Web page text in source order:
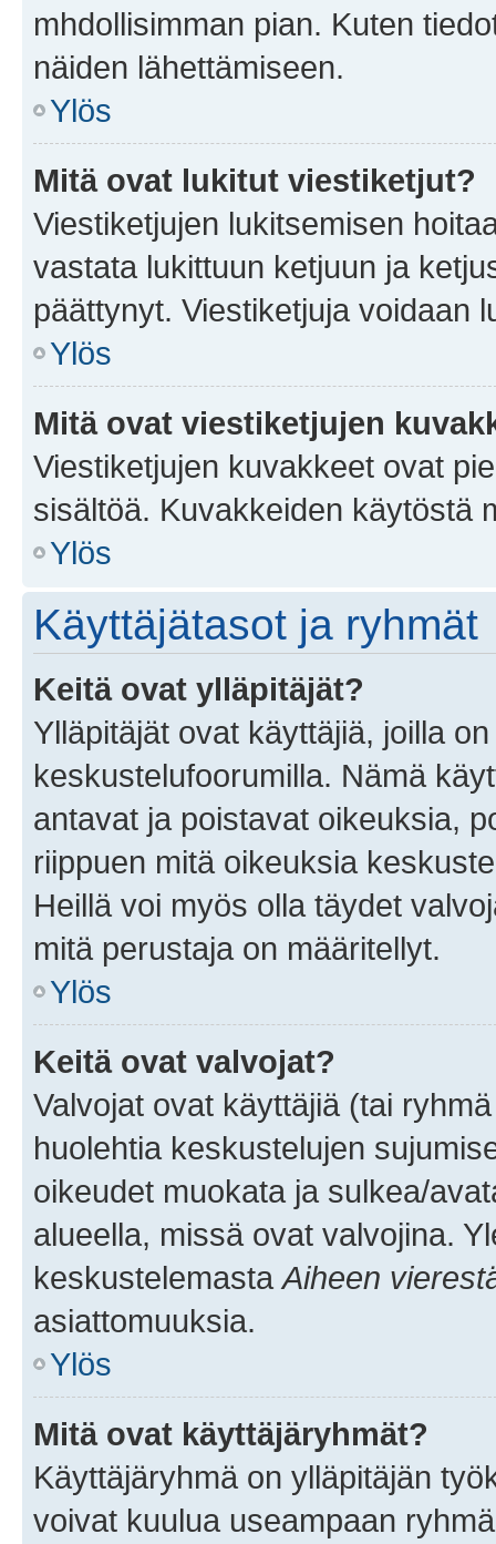
mhdollisimman pian. Kuten
näiden lähettämiseen.
Ylös
Mitä ovat lukitut viestiketjut?
Viestiketjujen lukitsemisen
vastata lukittuun ketjuun ja
päättynyt. Viestiketjuja voidaan
Ylös
Mitä ovat viestiketjujen
Viestiketjujen kuvakkeet ovat
sisältöä. Kuvakkeiden käytöstä
Ylös
Käyttäjätasot ja ryhmät
Keitä ovat ylläpitäjät?
Ylläpitäjät ovat käyttäjiä, joilla
keskustelufoorumilla. Nämä
antavat ja poistavat oikeuksia,
riippuen mitä oikeuksia
Heillä voi myös olla täydet
mitä perustaja on määritellyt.
Ylös
Keitä ovat valvojat?
Valvojat ovat käyttäjiä (tai
huolehtia keskustelujen
oikeudet muokata ja sulkea/
alueella, missä ovat valvojina.
keskustelemasta Aiheen
asiattomuuksia.
Ylös
Mitä ovat käyttäjäryhmät?
Käyttäjäryhmä on ylläpitäjän
voivat kuulua useampaan